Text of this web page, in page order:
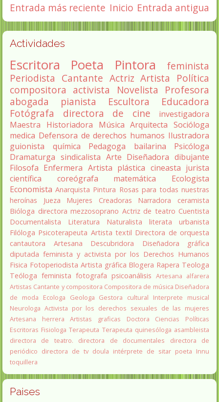
Entrada más reciente Entrada antigua
Inicio
Actividades
Escritora Poeta Pintora
feminista
Periodista Cantante Actriz Artista
Política
compositora activista Novelista
Profesora
abogada
pianista Escultora
Educadora
Fotógrafa
directora de cine
investigadora
Maestra
Historiadora Música Arquitecta Socióloga
medica Defensora de derechos humanos Ilustradora
guionista
química Pedagoga bailarina
Psicóloga
Dramaturga sindicalista Arte Diseñadora dibujante
Filosofa Enfermera Artista plástica cineasta jurista
científica
coreógrafa matemática
Ecologista
Economista Anarquista Pintura Rosas para todas nuestras
heroínas
Jueza Mujeres Creadoras Narradora
ceramista
Bióloga directora mezzosoprano Actriz de teatro Cuentista
Documentalista
Literatura Naturalista literata
urbanista
Filóloga Psicoterapeuta Artista textil Directora de orquesta
cantautora
Artesana Descubridora
Diseñadora gráfica
diputada feminista y activista por los Derechos Humanos
Fisica Fotoperiodista Artista gráfica Blogera Rapera Teologa
Teóloga feminista fotografa psicoanálisis Artesana alfarera
Artistas Cantante y compositora Compositora de música Diseñadora
de moda
Ecologa Geologa Gestora cultural
Interprete musical
Neurologa Activista por los derechos sexuales de las mujeres
Artesana herrera
Artistas graficas
Doctora Ciencias Políticas
Escritoras Fisiologa Terapeuta Terapeuta quinesóloga asambleista
directora de teatro.
directora de documentales
directora de
periódico directora de tv doula intérprete de sitar poeta Innu
toquillera
Paises